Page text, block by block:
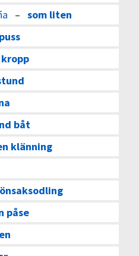
– som liten
båt
klänning
påse